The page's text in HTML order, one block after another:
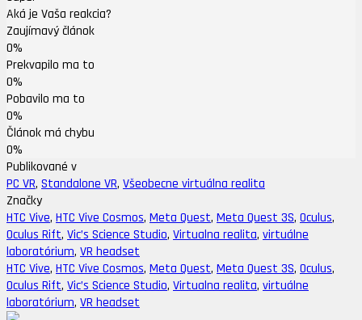
Aká je Vaša reakcia?
Zaujímavý článok
0%
Prekvapilo ma to
0%
Pobavilo ma to
0%
Článok má chybu
0%
Publikované v
PC VR, Standalone VR, Všeobecne virtuálna realita
Značky
HTC Vive, HTC Vive Cosmos, Meta Quest, Meta Quest 3S, Oculus,
Oculus Rift, Vic’s Science Studio, Virtualna realita, virtuálne
laboratórium, VR headset
HTC Vive, HTC Vive Cosmos, Meta Quest, Meta Quest 3S, Oculus,
Oculus Rift, Vic’s Science Studio, Virtualna realita, virtuálne
laboratórium, VR headset